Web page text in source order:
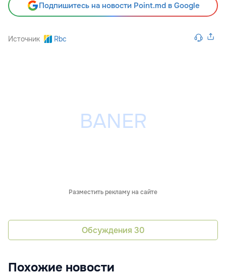
Подпишитесь на новости Point.md в Google
Источник Rbc
Разместить рекламу на сайте
Обсуждения 30
Похожие новости